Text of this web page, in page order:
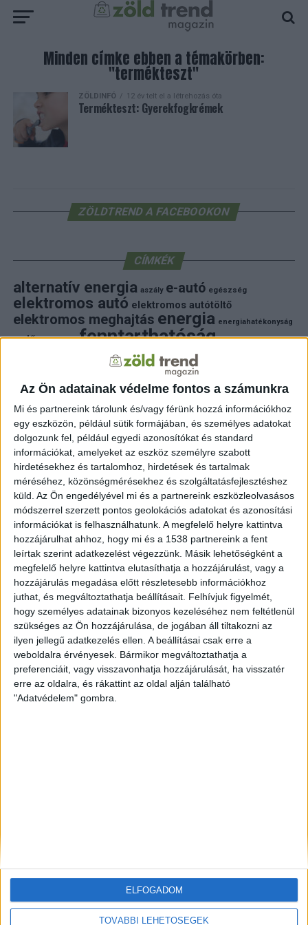
Az Ön adatainak védelme fontos a számunkra
Mi és partnereink tárolunk és/vagy férünk hozzá információkhoz
egy eszközön, például sütik formájában, és személyes adatokat
dolgozunk fel, például egyedi azonosítókat és standard
információkat, amelyeket az eszköz személyre szabott
hirdetésekhez és tartalomhoz, hirdetések és tartalmak
méréséhez, közönségmérésekhez és szolgáltatásfejlesztéshez
küld. Az Ön engedélyével mi és a partnereink eszközleolvasásos
módszerrel szerzett pontos geolokációs adatokat és azonosítási
információkat is felhasználhatunk. A megfelelő helyre kattintva
hozzájárulhat ahhoz, hogy mi és a 1538 partnereink a fent
leírtak szerint adatkezelést végezzünk. Másik lehetőségként a
megfelelő helyre kattintva elutasíthatja a hozzájárulást, vagy a
hozzájárulás megadása előtt részletesebb információkhoz
juthat, és megváltoztathatja beállításait. Felhívjuk figyelmét,
hogy személyes adatainak bizonyos kezeléséhez nem feltétlenül
szükséges az Ön hozzájárulása, de jogában áll tiltakozni az
ilyen jellegű adatkezelés ellen. A beállításai csak erre a
weboldalra érvényesek. Bármikor megváltoztathatja a
preferenciáit, vagy visszavonhatja hozzájárulását, ha visszatér
erre az oldalra, és rákattint az oldal alján található
"Adatvédelem" gombra.
TOVÁBBI LEHETŐSÉGEK
ELFOGADOM
Minden címke ebben a témakörben:
"termékteszt"
ZÖLDINFÓ 12 év telt el a létrehozás óta
Termékteszt: Gyerekfogkrémek
ZÖLDTREND A FACEBOOKON
CÍMKÉK
alternatív energia aszály e-autó egészség
elektromos autó elektromos autótöltő
elektromos meghajtás energia energiahatékonyság
erdő fejlesztés fenntarthatóság fotovoltaikus
hulladék időjárás klímaváltozás
környezet
környezetvédelem környezetvédelmi hírek
közlekedés megújuló energia mezőgazdaság
napelemnapelemeknapenergia
naperőmű solar solar energy szelektiv hulladék természet
természetvédelem villamosenergia villanyautó víz
autó
zöld energia zöld energiaforrás zöld hirek
állatvédelem áram életmód újrahasznosítás
FRISS HÍREK
ZÖLDINFÓ 17 óra telt el a létrehozás óta
új program támogatja a magyar kkv-k fenntartható
működését
ZÖLDINFÓ 19 óra telt el a létrehozás óta
A klímaváltozás új korszakot nyit a Dunán: a jövő
vízgazdálkodásához új szemléletre lesz szükség
ZÖLDINFÓ 19 óra telt el a létrehozás óta
Hőségriasztás Magyarországon: emelkedik a Duna,
miközben rekordközeli a rendszerterhelés
ZÖLD KÖZLEKEDÉS